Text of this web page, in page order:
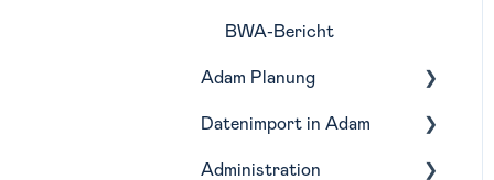
BWA-Bericht
Adam Planung
Budgetierung
Forecasting
Datenimport in Adam
Buchhaltungstools
Administration